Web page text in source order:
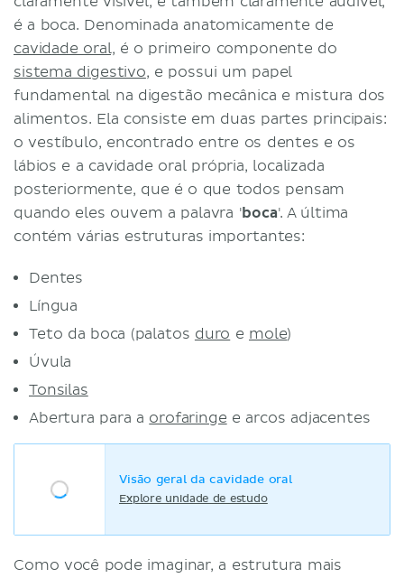
é a boca. Denominada anatomicamente de
cavidade oral, é o primeiro componente do
sistema digestivo, e possui um papel
fundamental na digestão mecânica e mistura dos
alimentos. Ela consiste em duas partes principais:
o vestíbulo, encontrado entre os dentes e os
lábios e a cavidade oral própria, localizada
posteriormente, que é o que todos pensam
quando eles ouvem a palavra 'boca'. A última
contém várias estruturas importantes:
Dentes
Língua
Teto da boca (palatos duro e mole)
Úvula
Tonsilas
Abertura para a orofaringe e arcos adjacentes
Visão geral da cavidade oral
Explore unidade de estudo
Como você pode imaginar, a estrutura mais